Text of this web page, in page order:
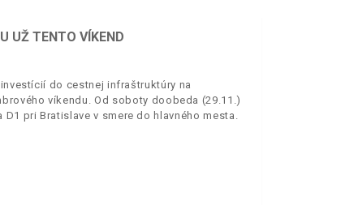
UŽ TENTO VÍKEND
do cestnej infraštruktúry na
víkendu. Od soboty doobeda (29.11.)
pri Bratislave v smere do hlavného mesta.